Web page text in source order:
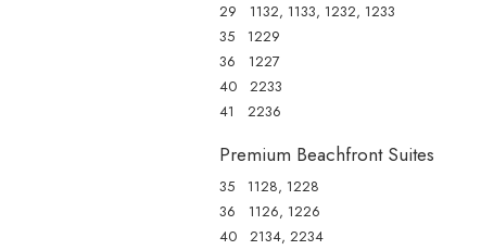
29 1132, 1133, 1232, 1233
35 1229
36 1227
40 2233
41 2236
Premium Beachfront Suites
35 1128, 1228
36 1126, 1226
40 2134, 2234